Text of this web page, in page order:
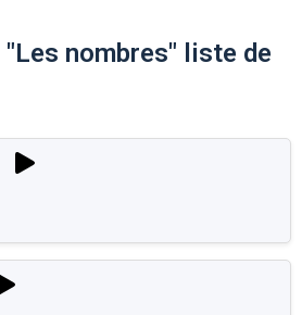
nombres" liste de